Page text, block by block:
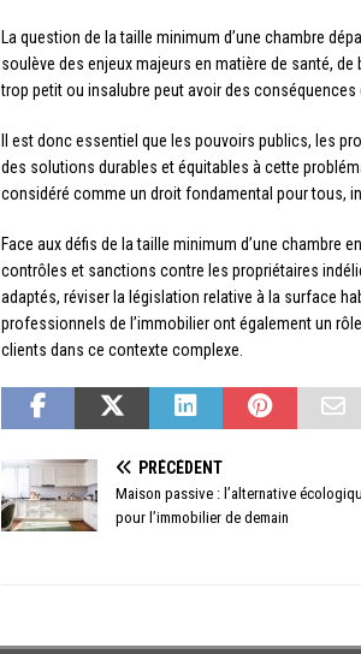
La question de la taille minimum d’une chambre
soulève des enjeux majeurs en matière de santé,
trop petit ou insalubre peut avoir des
Il est donc essentiel que les pouvoirs publics, les
des solutions durables et équitables à cette
considéré comme un droit fondamental pour tous,
Face aux défis de la taille minimum d’une chambre
contrôles et sanctions contre les propriétaires
adaptés, réviser la législation relative à la surface
professionnels de l’immobilier ont également un
clients dans ce contexte complexe.
PRÉCÉDENT
Maison passive : l’alternative
pour l’immobilier de demain